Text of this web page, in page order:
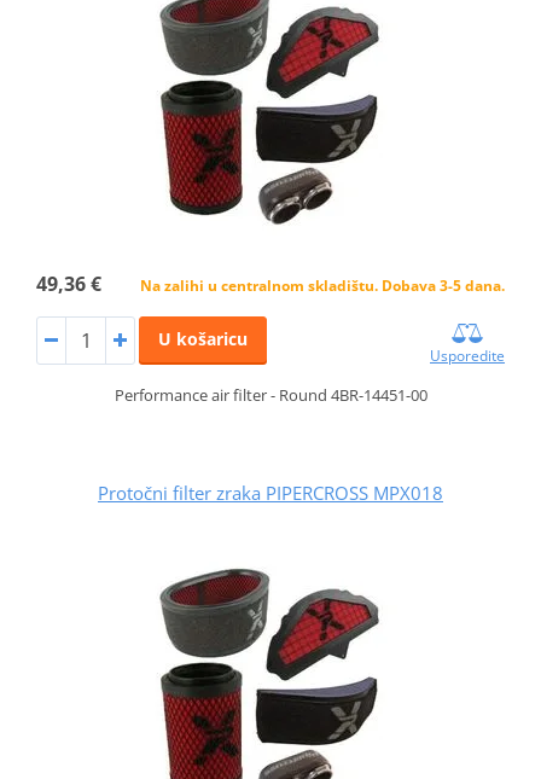
49,36 € Na zalihi u centralnom skladištu. Dobava 3-5 dana.
U košaricu
Usporedite
Performance air filter - Round 4BR-14451-00
Protočni filter zraka PIPERCROSS MPX018